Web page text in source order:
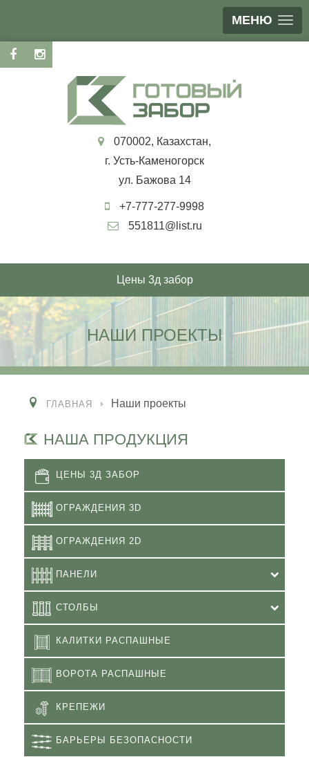
МЕНЮ
070002, Казахстан,
г. Усть-Каменогорск
ул. Бажова 14
+7-777-277-9998
551811@list.ru
Цены 3д забор
НАШИ ПРОЕКТЫ
ГЛАВНАЯ Наши проекты
НАША ПРОДУКЦИЯ
ЦЕНЫ 3Д ЗАБОР
ОГРАЖДЕНИЯ 3D
ОГРАЖДЕНИЯ 2D
ПАНЕЛИ
СТОЛБЫ
КАЛИТКИ РАСПАШНЫЕ
ВОРОТА РАСПАШНЫЕ
КРЕПЕЖИ
БАРЬЕРЫ БЕЗОПАСНОСТИ